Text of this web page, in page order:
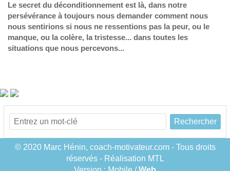
Le secret du déconditionnement est là, dans notre
persévérance à toujours nous demander comment nous
nous sentirions si nous ne ressentions pas la peur, ou le
manque, ou la colère, la tristesse... dans toutes les
situations que nous percevons...
Rechercher
© 2020 Marc Hénin, coach-motivateur.com - Tous droits
réservés - Réalisation MTL